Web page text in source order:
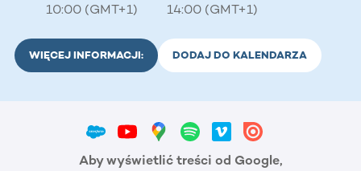
10:00 (GMT+1) 14:00 (GMT+1)
WIĘCEJ INFORMACJI: DODAJ DO KALENDARZA
Aby wyświetlić treści od Google,